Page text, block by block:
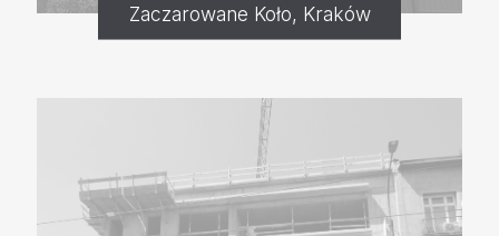
Zaczarowane Koło, Kraków